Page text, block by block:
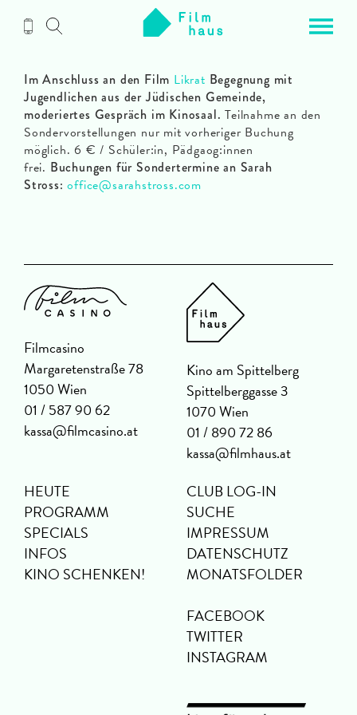
Inhalt
Im Anschluss an den Film Likrat Begegnung mit
Jugendlichen aus der Jüdischen Gemeinde,
moderiertes Gespräch im Kinosaal.Teilnahme an den
Sondervorstellungen nur mit vorheriger Buchung
möglich. 6 € / Schüler:in, Pädgaog:innen
frei. Buchungen für Sondertermine an Sarah
Stross: office@sarahstross.com
Filmcasino
Margaretenstraße 78
1050 Wien
01 / 587 90 62
kassa@filmcasino.at
Kino am Spittelberg
Spittelberggasse 3
1070 Wien
01 / 890 72 86
kassa@filmhaus.at
HEUTE
PROGRAMM
SPECIALS
INFOS
KINO SCHENKEN!
CLUB LOG-IN
SUCHE
IMPRESSUM
DATENSCHUTZ
MONATSFOLDER
FACEBOOK
TWITTER
INSTAGRAM